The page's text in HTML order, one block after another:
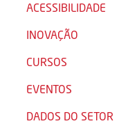
ACESSIBILIDADE
INOVAÇÃO
CURSOS
EVENTOS
DADOS DO SETOR